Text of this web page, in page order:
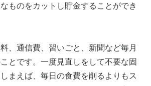
ものをカットし貯金することができ
、通信費、習いごと、新聞など毎月
とです。一度見直しをして不要な固
まえば、毎日の食費を削るよりもス